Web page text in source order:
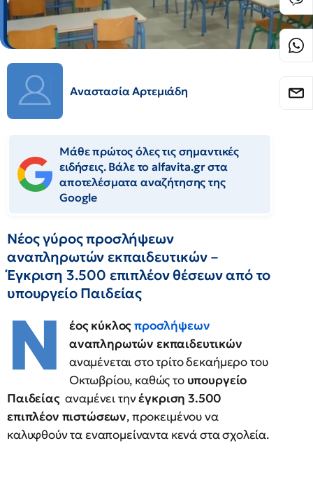
Αναστασία Αρτεμιάδη
Μάθε πρώτος όλες τις σημαντικές
ειδήσεις. Βάλε το alfavita.gr στα
αποτελέσματα αναζήτησης της
Google
Νέος γύρος προσλήψεων
αναπληρωτών εκπαιδευτικών –
Έγκριση 3.500 επιπλέον θέσεων από το
υπουργείο Παιδείας
Ν έος κύκλοςπροσλήψεων
αναπληρωτών εκπαιδευτικών
αναμένεται στο τρίτο δεκαήμερο του
Οκτωβρίου, καθώς το υπουργείο
Παιδείαςαναμένει τηνέγκριση 3.500
επιπλέον πιστώσεων, προκειμένου να
καλυφθούν τα εναπομείναντα κενά στα σχολεία.